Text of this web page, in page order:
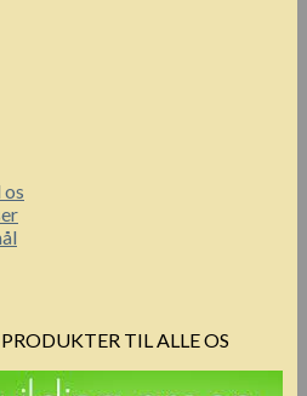
os
TIL ALLE OS